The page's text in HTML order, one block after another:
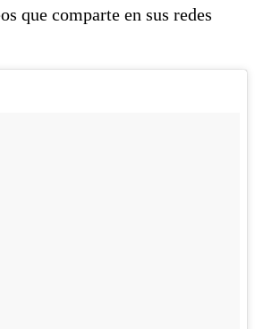
que comparte en sus redes